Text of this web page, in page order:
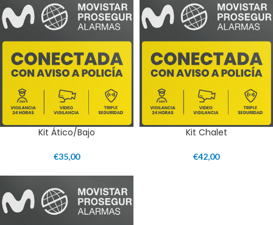
Kit Ático/Bajo
€35,00
Kit Chalet
€42,00